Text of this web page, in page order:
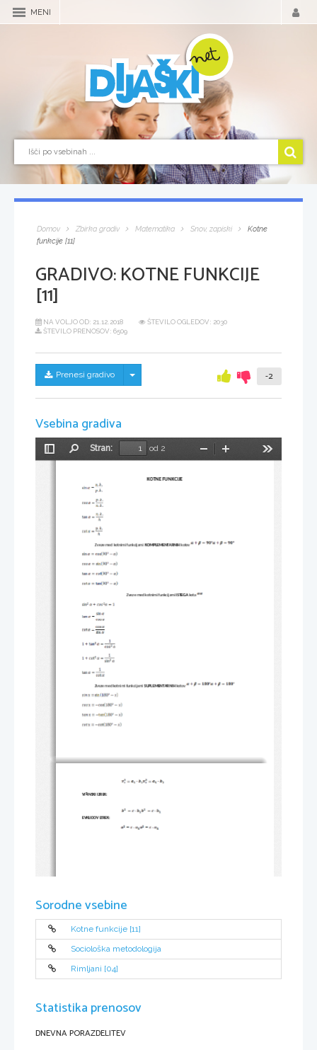
MENI
Domov Zbirka gradiv Matematika Snov, zapiski
Kotne
funkcije [11]
GRADIVO:KOTNE FUNKCIJE
[11]
NA VOLJO OD: 21.12.2018
ŠTEVILO OGLEDOV: 2030
ŠTEVILO PRENOSOV: 6509
Prenesi gradivo Skrij/prikaži meni -2
Vsebina gradiva
Preklopi
Stran:
od 2
Pomanjšaj
KOTNE FUNKCIJE
Zveze med kotnimi funkcijami KOMPLEMENTARNIH kotov
Zveze med kotnimi funkcijami ISTEGA kota
Zveze med kotnimi funkcijami SUPLEMENTARNIH kotov
VIŠINSKI IZREK:
EVKLIDOV IZREK:
Sorodne vsebine
Kotne funkcije [11]
Sociološka metodologija
Rimljani [04]
Statistika prenosov
DNEVNA PORAZDELITEV